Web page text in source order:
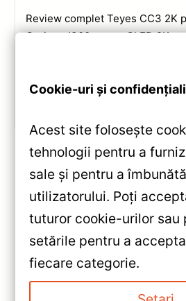
Review complet Teyes CC3 2K
Cruiser J300: ecran QLED 2K,
«Navigație Auto
Hyundai Santa Fe 2
| 4+64GB, 9″ IPS,
1.6GHz, Android 10,
Bluetooth 5.1, DSP
Navigație Auto
Hyundai i20 2014-
Cookie-uri și
Acest site folosește
tehnologii pentru a
sale și pentru a
utilizatorului. Poți
tuturor cookie-urilor sau
setările pentru a
fiecare categorie.